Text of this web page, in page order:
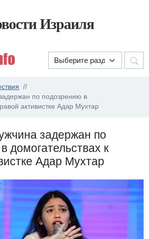
Израиля
по подозрению в
активистке Адар Мухтар
задержан по
домогательствах к
Адар Мухтар